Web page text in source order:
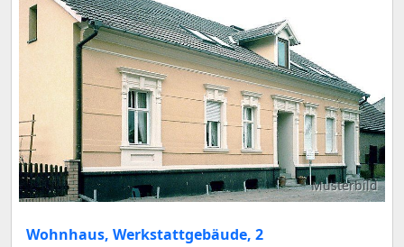
Musterbild
Wohnhaus, Werkstattgebäude, 2